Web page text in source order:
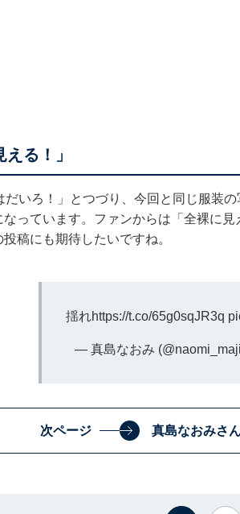
える！」
いろ！」とつづり、 今回と同じ服装の
なっています。ファンからは「全裸に
稿にも期待したいですね。
揺れhttps://t.co/65g0sqJR3q
— 真島なおみ
次ページ 真島なおみさ